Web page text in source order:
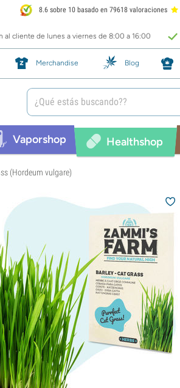
8.6 sobre 10 basado en 79618 valoraciones
al cliente de lunes a viernes de 8:00 a 16:00
Merchandise Blog
Vaporshop Healthshop
(Hordeum vulgare)